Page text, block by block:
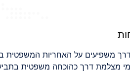
משפיעים על האחריות המשפטית
מצלמת דרך כהוכחה משפטית